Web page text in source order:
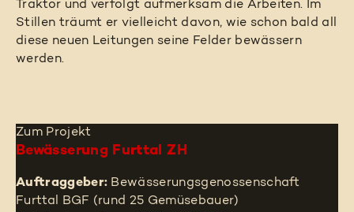
Traktor und verfolgt aufmerksam die Arbeiten. Im
Stillen träumt er vielleicht davon, wie schon bald all
diese neuen Leitungen seine Felder bewässern
werden.
Zum Projekt
Bewässerung Furttal ZH
Auftraggeber: Bewässerungsgenossenschaft
Furttal BGF (rund 25 Gemüsebauer)